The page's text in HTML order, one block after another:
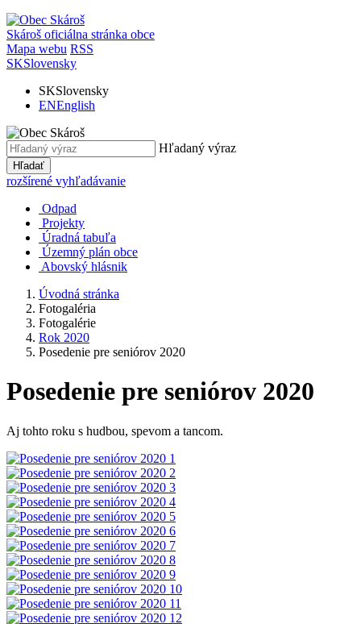
Skároš oficiálna stránka obce
Mapa webu RSS
SKSlovensky
SKSlovensky
ENEnglish
Hľadaný výraz
Hľadať
rozšírené vyhľadávanie
Odpad
Projekty
Úradná tabuľa
Územný plán obce
Abovský hlásnik
Úvodná stránka
Fotogaléria
Fotogalérie
Rok 2020
Posedenie pre seniórov 2020
Posedenie pre seniórov 2020
Aj tohto roku s hudbou, spevom a tancom.